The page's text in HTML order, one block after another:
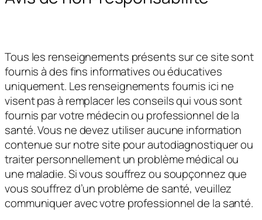
Tous les renseignements présents sur ce site sont
fournis à des fins informatives ou éducatives
uniquement. Les renseignements fournis ici ne
visent pas à remplacer les conseils qui vous sont
fournis par votre médecin ou professionnel de la
santé. Vous ne devez utiliser aucune information
contenue sur notre site pour autodiagnostiquer ou
traiter personnellement un problème médical ou
une maladie. Si vous souffrez ou soupçonnez que
vous souffrez d’un problème de santé, veuillez
communiquer avec votre professionnel de la santé.